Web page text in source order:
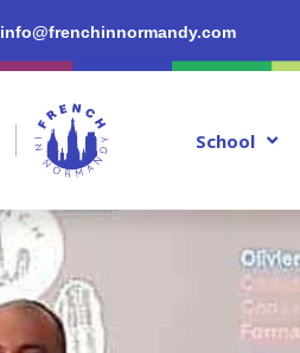
info@frenchinnormandy.com
School